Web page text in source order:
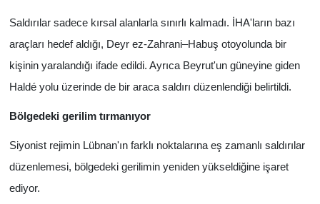
Saldırılar sadece kırsal alanlarla sınırlı kalmadı. İHA'ların bazı
araçları hedef aldığı, Deyr ez-Zahrani–Habuş otoyolunda bir
kişinin yaralandığı ifade edildi. Ayrıca Beyrut'un güneyine giden
Haldé yolu üzerinde de bir araca saldırı düzenlendiği belirtildi.
Bölgedeki gerilim tırmanıyor
Siyonist rejimin Lübnan'ın farklı noktalarına eş zamanlı saldırılar
düzenlemesi, bölgedeki gerilimin yeniden yükseldiğine işaret
ediyor.